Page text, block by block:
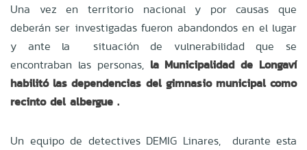
Una vez en territorio nacional y por causas que
deberán ser investigadas fueron abandondos en el lugar
y ante la situación de vulnerabilidad que se
encontraban las personas, la Municipalidad de Longaví
habilitó las dependencias del gimnasio municipal como
recinto del albergue .
Un equipo de detectives DEMIG Linares, durante esta